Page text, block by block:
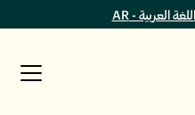
اللغة العربية - AR